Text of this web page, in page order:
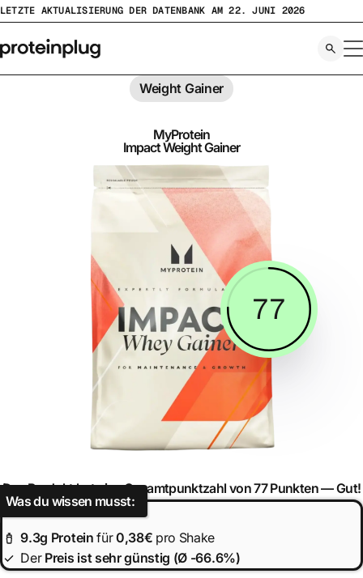
Zum
springen
LETZTE AKTUALISIERUNG DER DATENBANK AM 22. JUNI 2026
Weight Gainer
MyProtein
Impact Weight Gainer
77
Das Produkt hat eine Gesamtpunktzahl von 77 Punkten —Gut!
Was du wissen musst:
9.3g Protein für0,38€ pro Shake
Der Preis istsehr günstig (Ø -66.6%)